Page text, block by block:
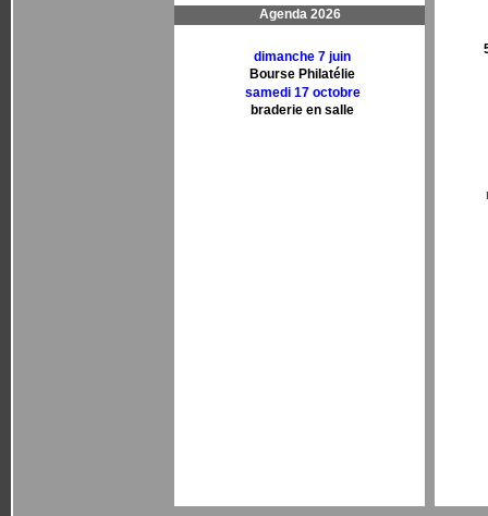
Agenda 2026
dimanche 7 juin
Bourse Philatélie
samedi 17 octobre
braderie en salle